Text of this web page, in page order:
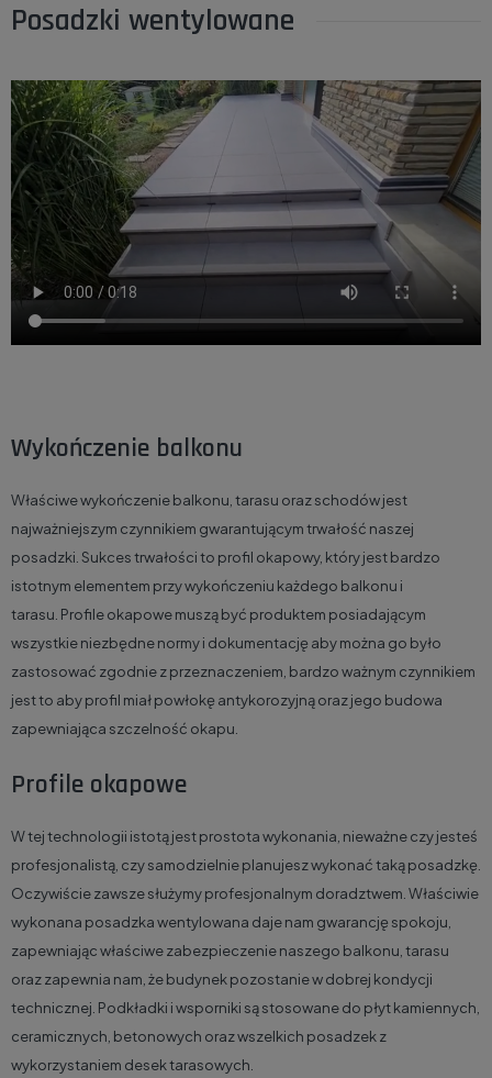
Posadzki wentylowane
Wykończenie balkonu
Właściwe wykończenie balkonu, tarasu oraz schodów jest
najważniejszym czynnikiem gwarantującym trwałość naszej
posadzki. Sukces trwałości to profil okapowy, który jest bardzo
istotnym elementem przy wykończeniu każdego balkonu i
tarasu. Profile okapowe muszą być produktem posiadającym
wszystkie niezbędne normy i dokumentację aby można go było
zastosować zgodnie z przeznaczeniem, bardzo ważnym czynnikiem
jest to aby profil miał powłokę antykorozyjną oraz jego budowa
zapewniająca szczelność okapu.
Profile okapowe
W tej technologii istotą jest prostota wykonania, nieważne czy jesteś
profesjonalistą, czy samodzielnie planujesz wykonać taką posadzkę.
Oczywiście zawsze służymy profesjonalnym doradztwem. Właściwie
wykonana posadzka wentylowana daje nam gwarancję spokoju,
zapewniając właściwe zabezpieczenie naszego balkonu, tarasu
oraz zapewnia nam, że budynek pozostanie w dobrej kondycji
technicznej. Podkładki i wsporniki są stosowane do płyt kamiennych,
ceramicznych, betonowych oraz wszelkich posadzek z
wykorzystaniem desek tarasowych.